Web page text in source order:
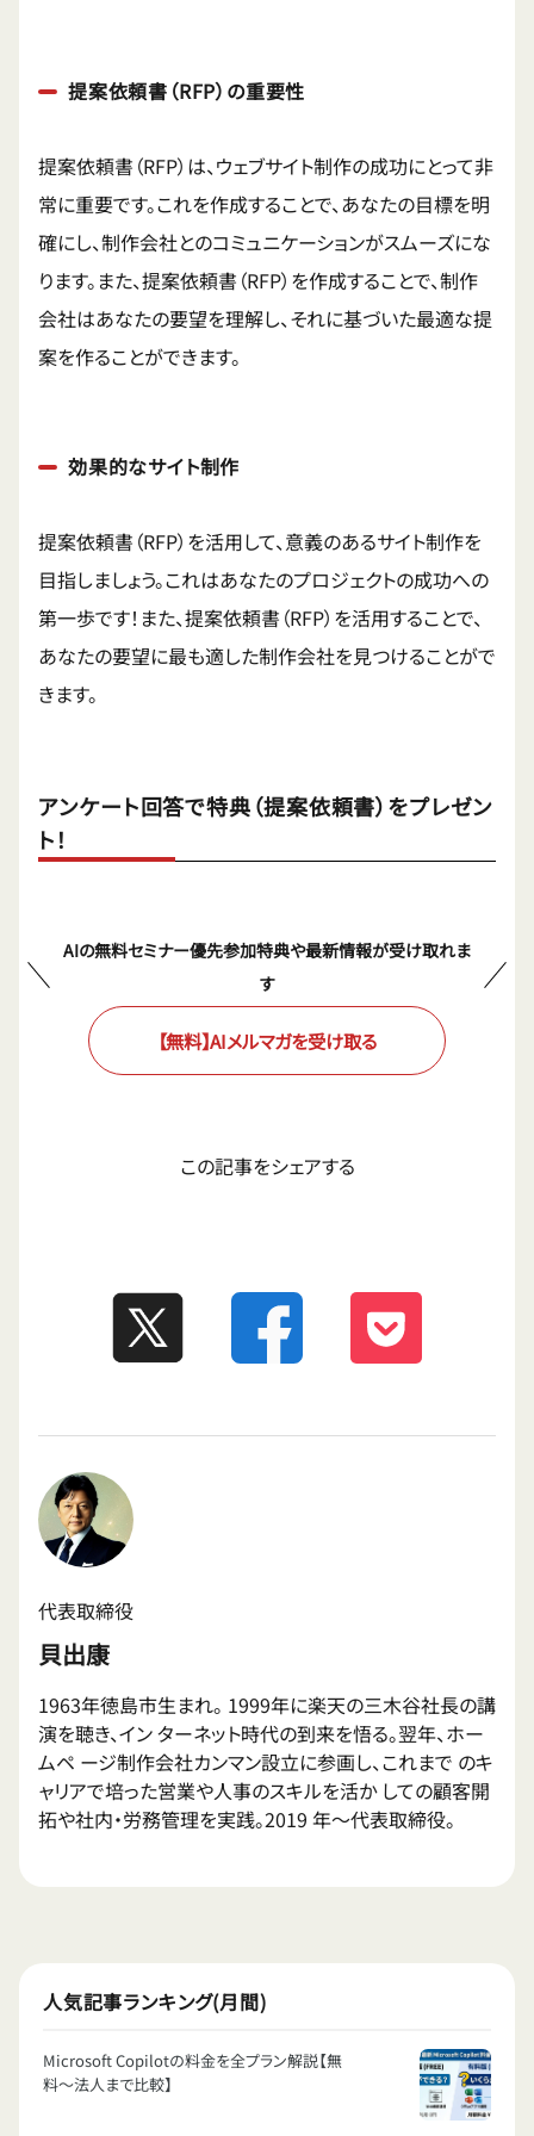
提案依頼書（RFP）の重要性
提案依頼書（RFP）は、ウェブサイト制作の成功にとって非
常に重要です。これを作成することで、あなたの目標を明
確にし、制作会社とのコミュニケーションがスムーズにな
ります。また、提案依頼書（RFP）を作成することで、制作
会社はあなたの要望を理解し、それに基づいた最適な提
案を作ることができます。
効果的なサイト制作
提案依頼書（RFP）を活用して、意義のあるサイト制作を
目指しましょう。これはあなたのプロジェクトの成功への
第一歩です！また、提案依頼書（RFP）を活用することで、
あなたの要望に最も適した制作会社を見つけることがで
きます。
アンケート回答で特典（提案依頼書）をプレゼン
ト！
AIの無料セミナー優先参加特典や最新情報が受け取れま
す
【無料】AIメルマガを受け取る
この記事をシェアする
代表取締役
貝出康
1963年徳島市生まれ。 1999年に楽天の三木谷社長の講
演を聴き、イン ターネット時代の到来を悟る。翌年、ホー
ムペ ージ制作会社カンマン設立に参画し、これまで のキ
ャリアで培った営業や人事のスキルを活か しての顧客開
拓や社内・労務管理を実践。2019 年〜代表取締役。
人気記事ランキング(月間)
Microsoft Copilotの料金を全プラン解説【無
料〜法人まで比較】